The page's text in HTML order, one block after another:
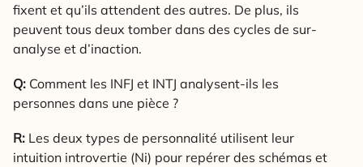
fixent et qu’ils attendent des autres. De plus, ils
peuvent tous deux tomber dans des cycles de sur-
analyse et d’inaction.
Q: Comment les INFJ et INTJ analysent-ils les
personnes dans une pièce ?
R: Les deux types de personnalité utilisent leur
intuition introvertie (Ni) pour repérer des schémas et